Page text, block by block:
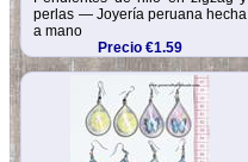
perlas — Joyería peruana hecha
a mano
Precio €1.59